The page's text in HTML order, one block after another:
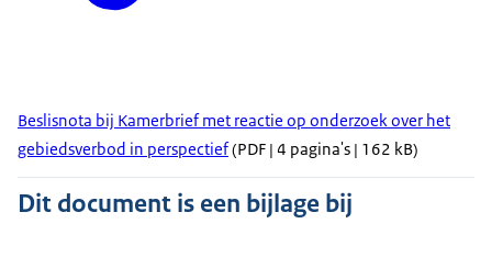
Beslisnota bij Kamerbrief met reactie op onderzoek over het
gebiedsverbod in perspectief(PDF | 4 pagina's | 162 kB)
Dit document is een bijlage bij